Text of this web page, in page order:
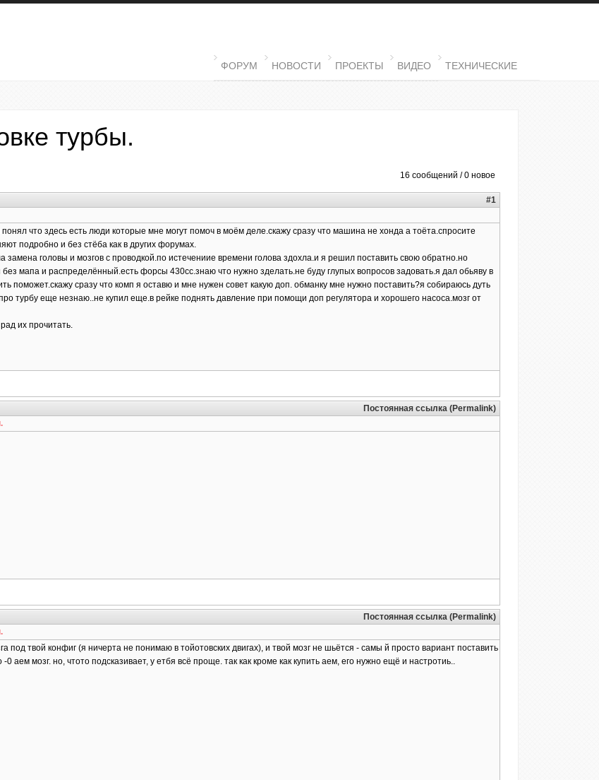
MAIN MENU
ФОРУМ НОВОСТИ ПРОЕКТЫ ВИДЕО ТЕХНИЧЕСКИЕ
турбы.
16 сообщений / 0 новое
#1
что здесь есть люди которые мне могут помоч в моём деле.скажу сразу что машина не хонда а тоёта.спросите
подробно и без стёба как в других форумах.
замена головы и мозгов с проводкой.по истечениие времени голова здохла.и я решил поставить свою обратно.но
мапа и распределённый.есть форсы 430сс.знаю что нужно зделать.не буду глупых вопросов задовать.я дал обьяву в
поможет.скажу сразу что комп я оставю и мне нужен совет какую доп. обманку мне нужно поставить?я собираюсь дуть
турбу еще незнаю..не купил еще.в рейке поднять давление при помощи доп регулятора и хорошего насоса.мозг от
их прочитать.
Постоянная ссылка (Permalink)
Постоянная ссылка (Permalink)
под твой конфиг (я ничерта не понимаю в тойотовских двигах), и твой мозг не шьётся - самы й просто вариант поставить
0 аем мозг. но, чтото подсказивает, у етбя всё проще. так как кроме как купить аем, его нужно ещё и настротиь..